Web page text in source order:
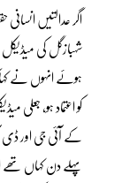
اگر عدالتیں
شہبازگل کی
ہوئے انہوں نے کہا
کو اعتماد ہو،
کے آئی جی اور ڈی
پہلے دن کہاں تھے